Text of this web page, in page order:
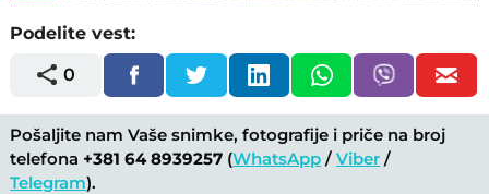
Podelite vest:
0
Pošaljite nam Vaše snimke, fotografije i priče na broj
telefona +381 64 8939257 (WhatsApp /Viber /
Telegram).